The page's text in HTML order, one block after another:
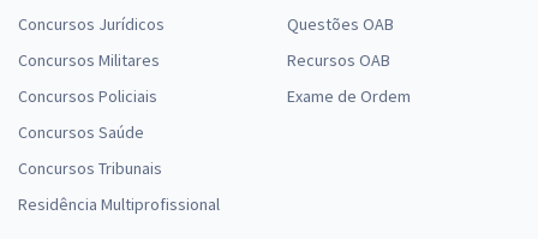
Concursos Jurídicos
Concursos Militares
Concursos Policiais
Concursos Saúde
Concursos Tribunais
Residência Multiprofissional
Questões OAB
Recursos OAB
Exame de Ordem